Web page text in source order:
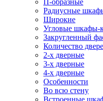
П-образные
Радиусные
Широкие
Угловые шкафы-
Закругленный
Количество
2-х дверные
3-х дверные
4-х дверные
Особенности
Во всю стену
Встроенные